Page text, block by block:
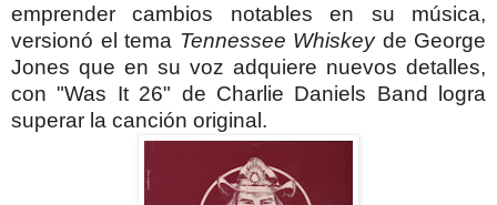
emprender cambios notables en su música,
versionó el tema Tennessee Whiskey de George
Jones que en su voz adquiere nuevos detalles,
con "Was It 26" de Charlie Daniels Band logra
superar la canción original.